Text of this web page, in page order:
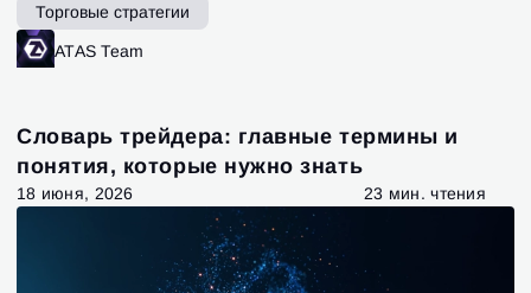
Торговые стратегии
ATAS Team
Словарь трейдера: главные термины и
понятия, которые нужно знать
18 июня, 2026 23 мин. чтения